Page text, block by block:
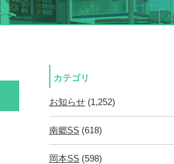
カテゴリ
お知らせ (1,252)
南郷SS (618)
岡本SS (598)